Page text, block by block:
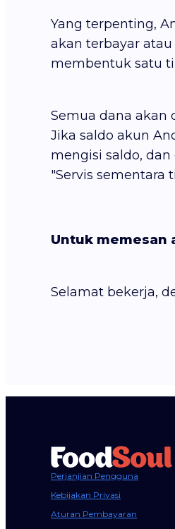
Yang terpenting,
akan terbayar
membentuk satu
Semua dana akan
Jika saldo akun
mengisi saldo,
"Servis sementara
Untuk memesan
Selamat bekerja,
Perjanjian Pengguna
Kebijakan Privasi
Aturan Pembayaran